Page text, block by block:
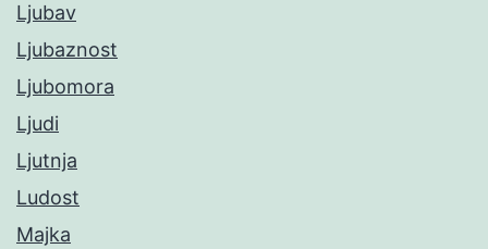
Ljubav
Ljubaznost
Ljubomora
Ljudi
Ljutnja
Ludost
Majka